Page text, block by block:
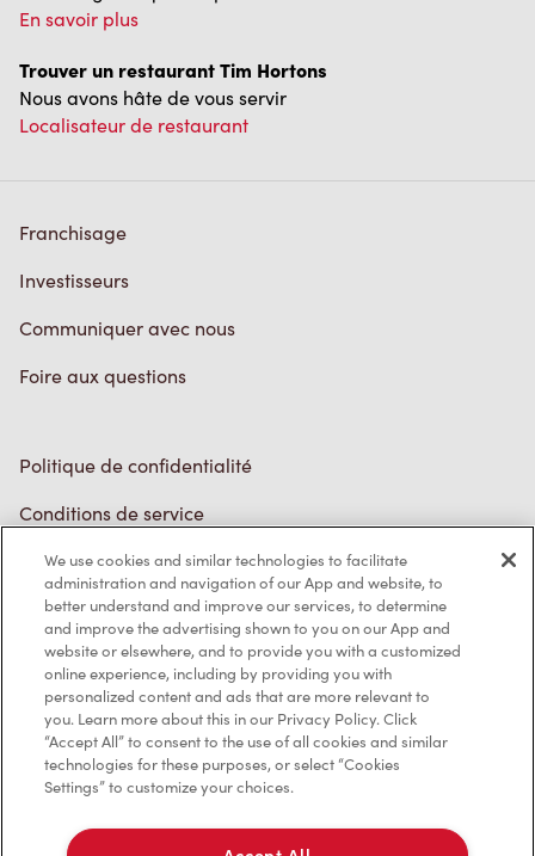
Trouver un restaurant Tim Hortons
Nous avons hâte de vous servir
Localisateur de restaurant
Investisseurs
Communiquer avec nous
Foire aux questions
Conditions de service
Marques de commerce
Accessibilité
Diagnostic
Contactez-nous
TM & © Tim Hortons, 2023
We use cookies and similar technologies to facilitate
administration and navigation of our App and website, to
better understand and improve our services, to determine
and improve the advertising shown to you on our App and
website or elsewhere, and to provide you with a customized
online experience, including by providing you with
personalized content and ads that are more relevant to
you. Learn more about this in our Privacy Policy. Click
“Accept All” to consent to the use of all cookies and similar
technologies for these purposes, or select “Cookies
Settings” to customize your choices.